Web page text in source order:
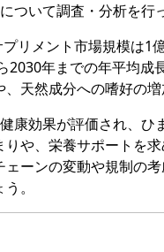
ついて調査・分析を行
リメント市場規模は
年までの年平均成
天然成分への嗜好の増
康効果が評価され、
や、栄養サポートを
ェーンの変動や規制の
。